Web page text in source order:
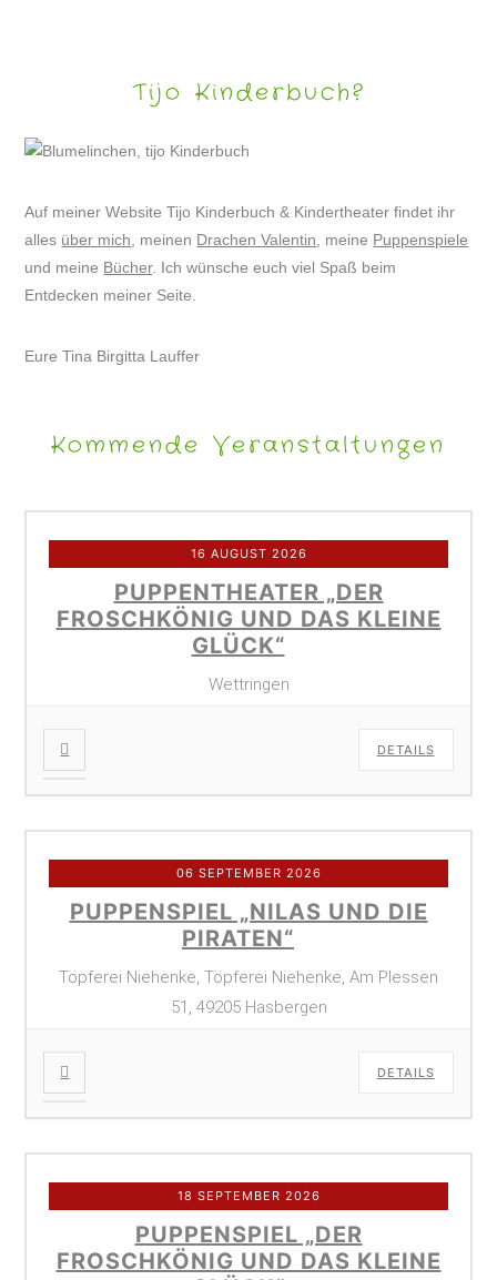
Tijo Kinderbuch?
Auf meiner Website Tijo Kinderbuch & Kindertheater findet ihr
alles über mich , meinen Drachen Valentin , meine Puppenspiele
und meine Bücher. Ich wünsche euch viel Spaß beim
Entdecken meiner Seite.
Eure Tina Birgitta Lauffer
Kommende Veranstaltungen
16 AUGUST 2026
PUPPENTHEATER „DER
FROSCHKÖNIG UND DAS KLEINE
GLÜCK“
Wettringen
DETAILS
06 SEPTEMBER 2026
PUPPENSPIEL „NILAS UND DIE
PIRATEN“
Töpferei Niehenke, Töpferei Niehenke, Am Plessen
51, 49205 Hasbergen
DETAILS
18 SEPTEMBER 2026
PUPPENSPIEL „DER
FROSCHKÖNIG UND DAS KLEINE